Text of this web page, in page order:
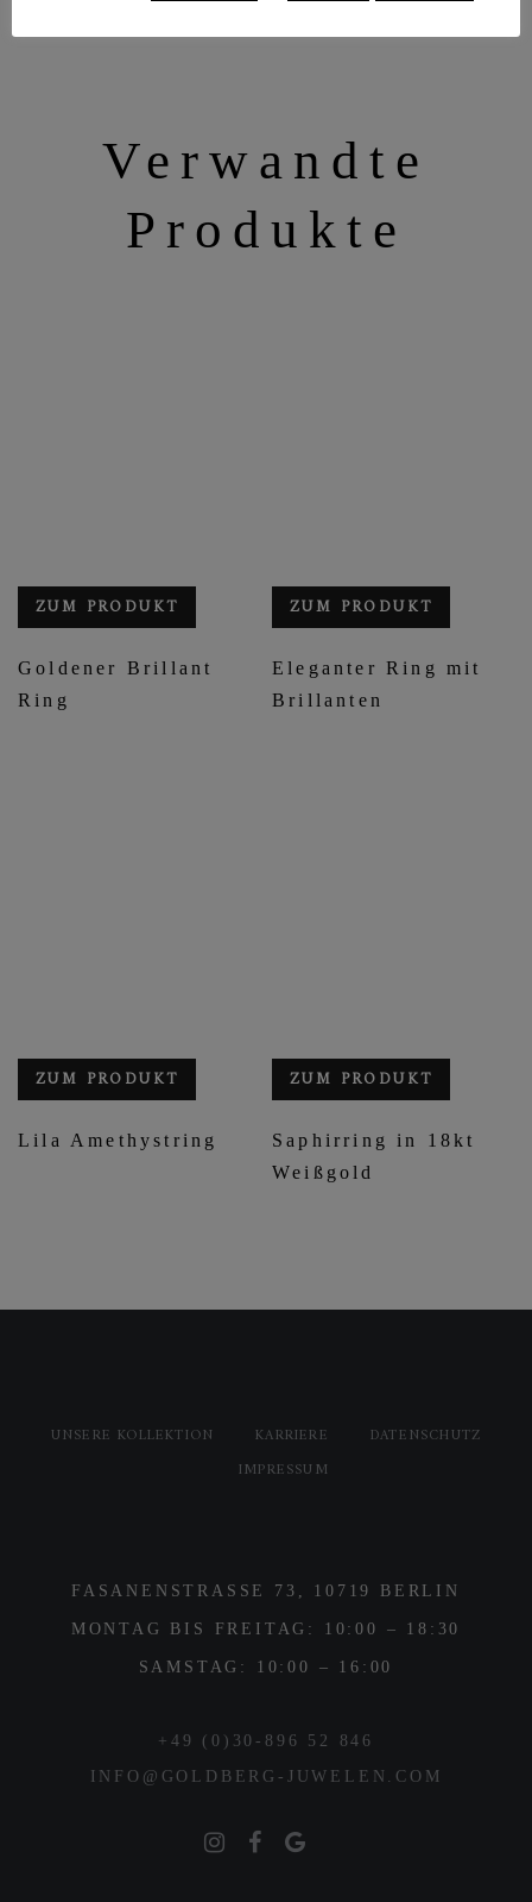
Verwandte
Produkte
ZUM PRODUKT
Goldener Brillant
Ring
ZUM PRODUKT
Eleganter Ring mit
Brillanten
ZUM PRODUKT
Lila Amethystring
ZUM PRODUKT
Saphirring in 18kt
Weißgold
UNSERE KOLLEKTION KARRIERE
DATENSCHUTZ
IMPRESSUM
FASANENSTRASSE 73, 10719 BERLIN
MONTAG BIS FREITAG: 10:00 – 18:30
SAMSTAG: 10:00 – 16:00
+49 (0)30-896 52 846
INFO@GOLDBERG-JUWELEN.COM